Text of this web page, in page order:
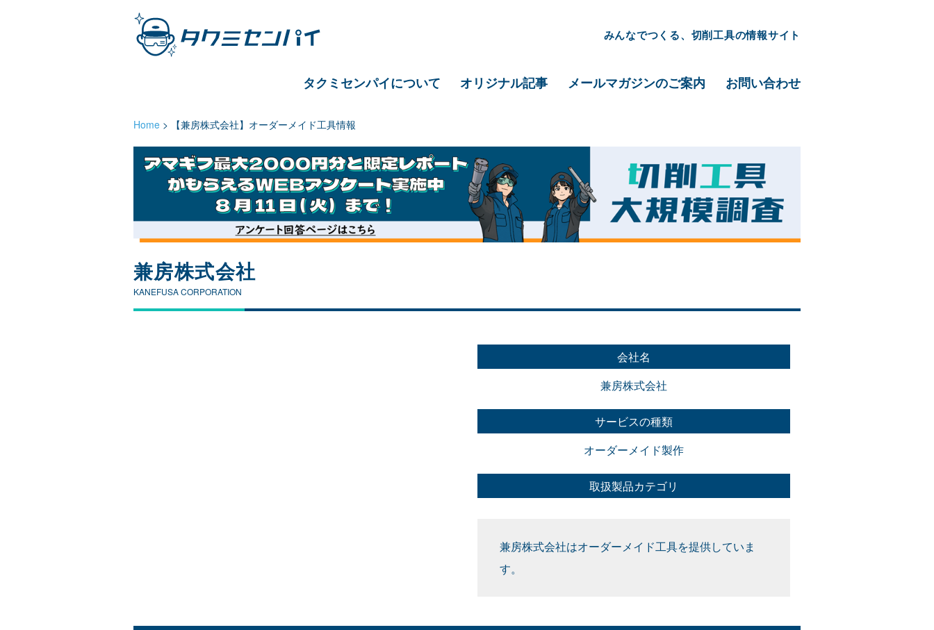
みんなでつくる、切削工具の情報サイト
タクミセンパイについて オリジナル記事 メールマガジンのご案内 お問い合わせ
Home > 【兼房株式会社】オーダーメイド工具情報
兼房株式会社
KANEFUSA CORPORATION
会社名
兼房株式会社
サービスの種類
オーダーメイド製作
取扱製品カテゴリ
兼房株式会社はオーダーメイド工具を提供していま
す。